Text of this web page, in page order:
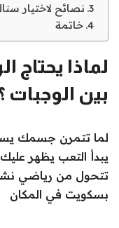
نصائح لاختيار
خاتمة
لماذا يحتاج
بين الوجبات
لما تتمرن جسمك
يبدأ التعب يظهر
تتحول من رياضي
بسكويت في المكان